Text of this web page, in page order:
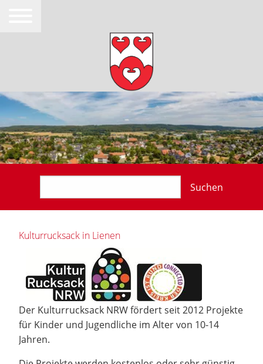
Suchen
Kulturrucksack in Lienen
Der Kulturrucksack NRW fördert seit 2012 Projekte
für Kinder und Jugendliche im Alter von 10-14
Jahren.